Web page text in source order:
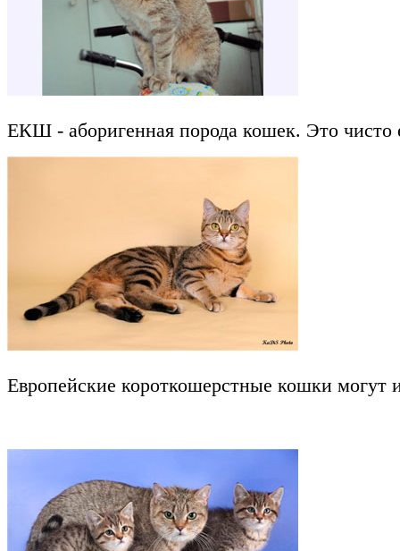
ЕКШ - аборигенная порода кошек. Это чисто
Европейские короткошерстные кошки могут